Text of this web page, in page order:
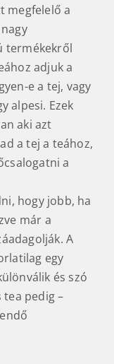
megfelelő a
termékekről
adjuk a
e a tej, vagy
alpesi. Ezek
aki azt
a tej a teához,
a
hogy jobb, ha
már a
A
egy
és szó
pedig –